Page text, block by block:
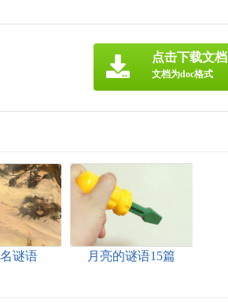
点击下载文档
文档为doc格式
谜语 月亮的谜语15篇